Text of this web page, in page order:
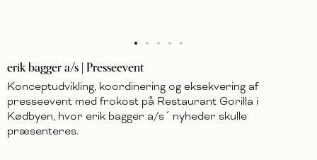
erik bagger a/s | Presseevent
Konceptudvikling, koordinering og eksekvering af
presseevent med frokost på Restaurant Gorilla i
Kødbyen, hvor erik bagger a/s´ nyheder skulle
præsenteres.